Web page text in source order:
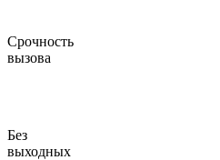
Срочность
вызова
Без
выходных